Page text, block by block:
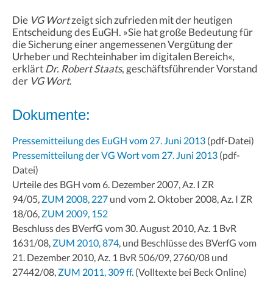
Die VG Wortzeigt sich zufrieden mit der heutigen
Entscheidung des EuGH. »Sie hat große Bedeutung für
die Sicherung einer angemessenen Vergütung der
Urheber und Rechteinhaber im digitalen Bereich«,
erklärtDr. Robert Staats, geschäftsführender Vorstand
der VG Wort.
Dokumente:
Pressemitteilung des EuGH vom 27. Juni 2013 (pdf-Datei)
Pressemitteilung der VG Wort vom 27. Juni 2013 (pdf-
Datei)
Urteile des BGH vom 6. Dezember 2007, Az. I ZR
94/05, ZUM 2008, 227 und vom 2. Oktober 2008, Az. I ZR
18/06, ZUM 2009, 152
Beschluss des BVerfG vom 30. August 2010, Az. 1 BvR
1631/08, ZUM 2010, 874 , und Beschlüsse des BVerfG vom
21. Dezember 2010, Az. 1 BvR 506/09, 2760/08 und
27442/08, ZUM 2011, 309 ff. (Volltexte bei Beck Online)